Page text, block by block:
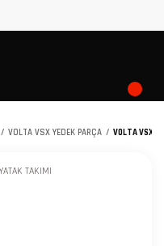
VOLTA VSX YEDEK PARÇA VOLTA VSX